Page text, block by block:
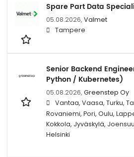
Spare Part Data
05.08.2026, Valmet
Tampere
Senior Backend
Python / Kubernetes)
05.08.2026, Greenstep Oy
Vantaa, Vaasa, Turku,
Rovaniemi, Pori, Oulu,
Kokkola, Jyväskylä,
Helsinki